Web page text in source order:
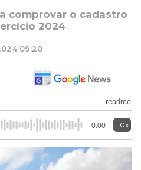
comprovar o cadastro
2024
09:20
readme
0:00 1.0x